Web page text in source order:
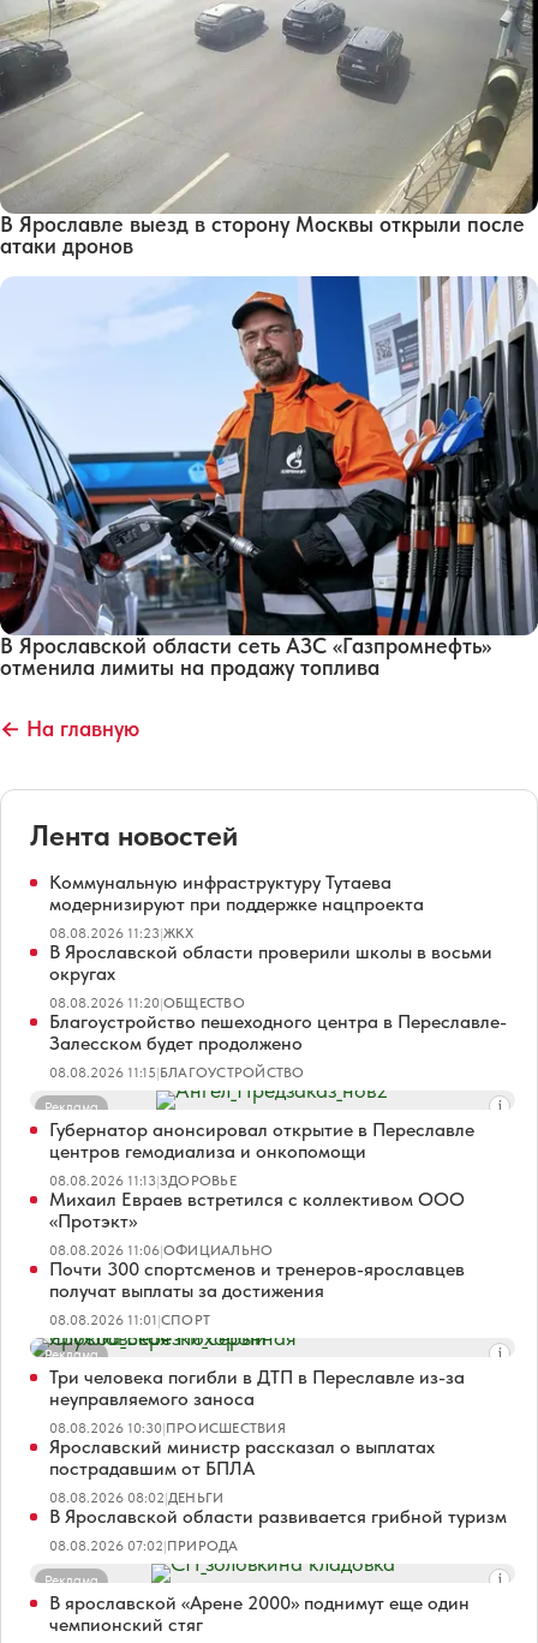
В Ярославле выезд в сторону Москвы открыли после
атаки дронов
В Ярославской области сеть АЗС «Газпромнефть»
отменила лимиты на продажу топлива
← На главную
Лента новостей
Коммунальную инфраструктуру Тутаева
модернизируют при поддержке нацпроекта
08.08.2026 11:23|ЖКХ
В Ярославской области проверили школы в восьми
округах
08.08.2026 11:20|ОБЩЕСТВО
Благоустройство пешеходного центра в Переславле-
Залесском будет продолжено
08.08.2026 11:15|БЛАГОУСТРОЙСТВО
Реклама
Губернатор анонсировал открытие в Переславле
центров гемодиализа и онкопомощи
08.08.2026 11:13|ЗДОРОВЬЕ
Михаил Евраев встретился с коллективом ООО
«Протэкт»
08.08.2026 11:06|ОФИЦИАЛЬНО
Почти 300 спортсменов и тренеров-ярославцев
получат выплаты за достижения
08.08.2026 11:01|СПОРТ
Реклама
Три человека погибли в ДТП в Переславле из-за
неуправляемого заноса
08.08.2026 10:30|ПРОИСШЕСТВИЯ
Ярославский министр рассказал о выплатах
пострадавшим от БПЛА
08.08.2026 08:02|ДЕНЬГИ
В Ярославской области развивается грибной туризм
08.08.2026 07:02|ПРИРОДА
Реклама
В ярославской «Арене 2000» поднимут еще один
чемпионский стяг